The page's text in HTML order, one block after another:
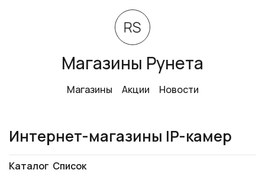
Магазины Рунета
Магазины Акции Новости
Интернет-магазины IP-камер
Каталог Список